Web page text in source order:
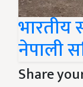
भारतीय
नेपाली
Share